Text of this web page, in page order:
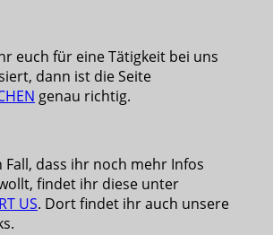
euch für eine Tätigkeit bei uns
dann ist die Seite
genau richtig.
Fall, dass ihr noch mehr Infos
findet ihr diese unter
US. Dort findet ihr auch unsere